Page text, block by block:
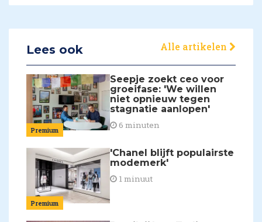
Lees ook Alle artikelen
Premium
Seepje zoekt ceo voor
groeifase: 'We willen
niet opnieuw tegen
stagnatie aanlopen'
6 minuten
Premium
'Chanel blijft populairste
modemerk'
1 minuut